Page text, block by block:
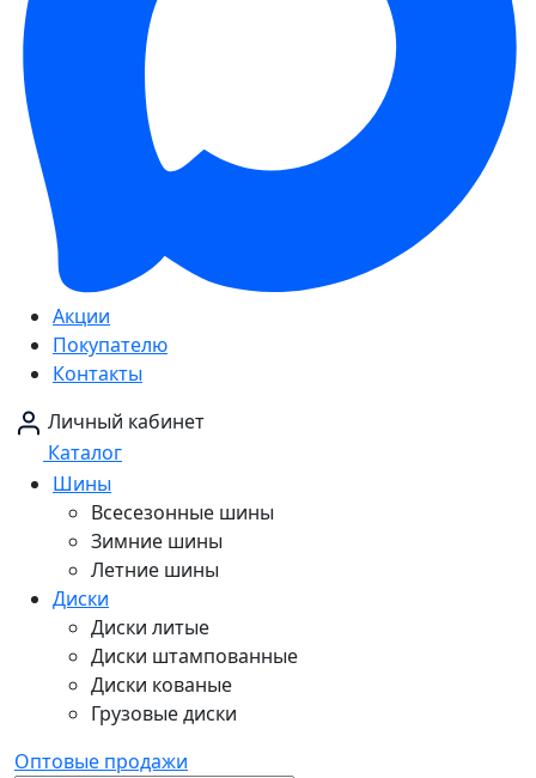
Акции
Покупателю
Контакты
Личный кабинет
Каталог
Шины
Всесезонные шины
Зимние шины
Летние шины
Диски
Диски литые
Диски штампованные
Диски кованые
Грузовые диски
Оптовые продажи